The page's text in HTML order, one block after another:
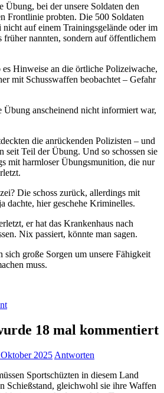
Übung, bei der unsere Soldaten den
Frontlinie probten. Die 500 Soldaten
nicht auf einem Trainingsgelände oder im
nannten, sondern auf öffentlichem
Hinweise an die örtliche Polizeiwache,
mit Schusswaffen beobachtet – Gefahr
Übung anscheinend nicht informiert war,
die anrückenden Polizisten – und
seit Teil der Übung. Und so schossen sie
mit harmloser Übungsmunition, die nur
Die schoss zurück, allerdings mit
dachte, hier geschehe Kriminelles.
er hat das Krankenhaus nach
Nix passiert, könnte man sagen.
sich große Sorgen um unsere Fähigkeit
muss.
18 mal kommentiert
2025 Antworten
Sportschüzten in diesem Land
Schießstand, gleichwohl sie ihre Waffen